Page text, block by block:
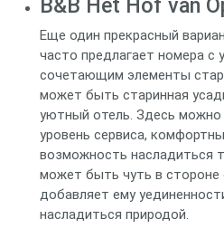
Еще один прекрасный
часто предлагает номера с
сочетающим элементы
может быть старинная
уютный отель. Здесь
уровень сервиса,
возможность насладиться
может быть чуть в стороне
добавляет ему
насладиться природой.